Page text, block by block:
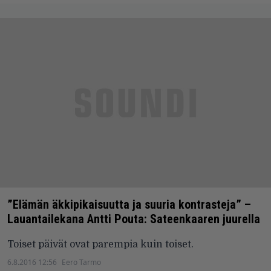
”Elämän äkkipikaisuutta ja suuria kontrasteja” –
Lauantailekana Antti Pouta: Sateenkaaren juurella
Toiset päivät ovat parempia kuin toiset.
6.8.2016 12:56 Eero Tarmo